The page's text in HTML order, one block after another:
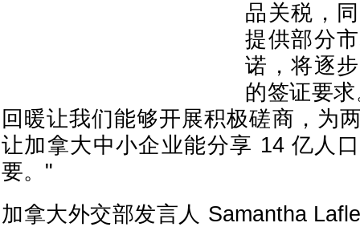
品关税，
提供部分
诺，将逐
的签证要
回暖让我们能够开展积极磋商，为
让加拿大中小企业能分享 14 亿人
要。"
加拿大外交部发言人 Samantha